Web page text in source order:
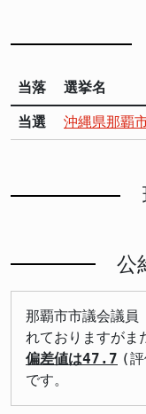
当落 選挙名
当選 沖縄県那覇
公
那覇市市議会議員
れておりますがま
偏差値は47.7 (
です。